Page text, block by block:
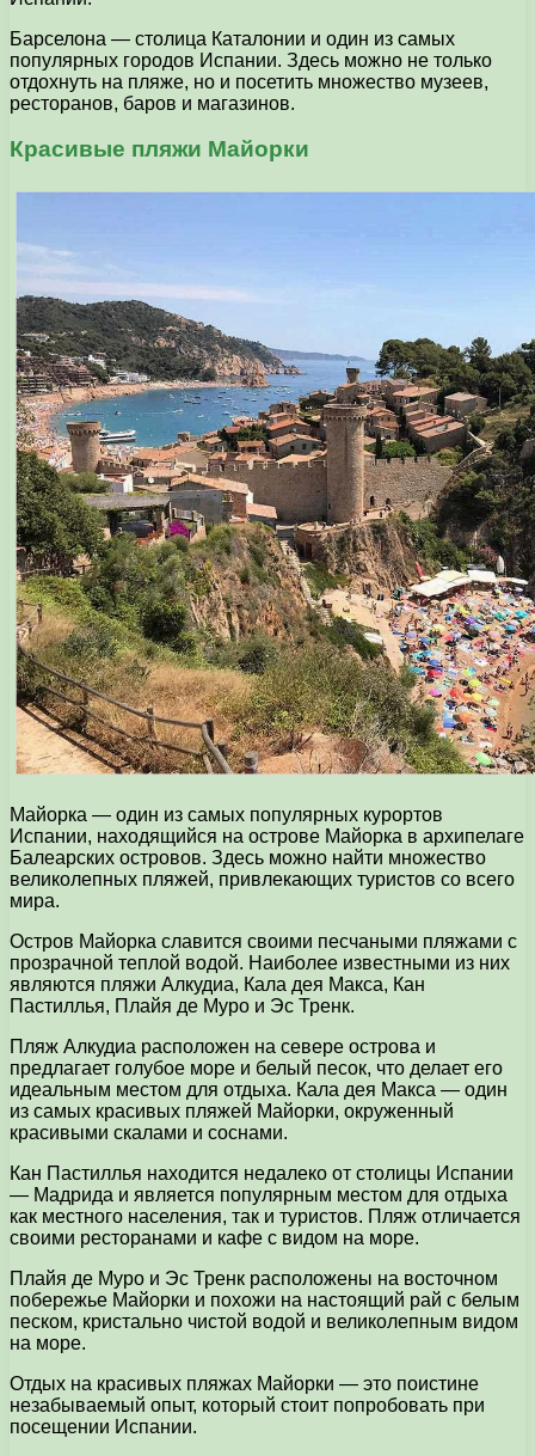
Барселона — столица Каталонии и один из самых
популярных городов Испании. Здесь можно не только
отдохнуть на пляже, но и посетить множество музеев,
ресторанов, баров и магазинов.
Красивые пляжи Майорки
Майорка — один из самых популярных курортов
Испании, находящийся на острове Майорка в архипелаге
Балеарских островов. Здесь можно найти множество
великолепных пляжей, привлекающих туристов со всего
мира.
Остров Майорка славится своими песчаными пляжами с
прозрачной теплой водой. Наиболее известными из них
являются пляжи Алкудиа, Кала дея Макса, Кан
Пастиллья, Плайя де Муро и Эс Тренк.
Пляж Алкудиа расположен на севере острова и
предлагает голубое море и белый песок, что делает его
идеальным местом для отдыха. Кала дея Макса — один
из самых красивых пляжей Майорки, окруженный
красивыми скалами и соснами.
Кан Пастиллья находится недалеко от столицы Испании
— Мадрида и является популярным местом для отдыха
как местного населения, так и туристов. Пляж отличается
своими ресторанами и кафе с видом на море.
Плайя де Муро и Эс Тренк расположены на восточном
побережье Майорки и похожи на настоящий рай с белым
песком, кристально чистой водой и великолепным видом
на море.
Отдых на красивых пляжах Майорки — это поистине
незабываемый опыт, который стоит попробовать при
посещении Испании.